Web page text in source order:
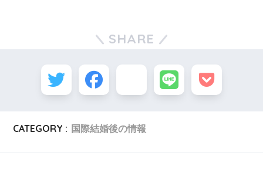
SHARE
CATEGORY : 国際結婚後の情報